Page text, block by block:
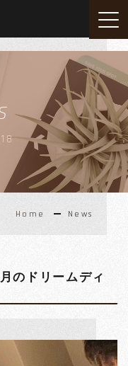
Home News
のドリームディ